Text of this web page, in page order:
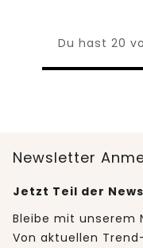
Du hast 20
Newsletter
Jetzt Teil der
Bleibe mit unserem
Von aktuellen